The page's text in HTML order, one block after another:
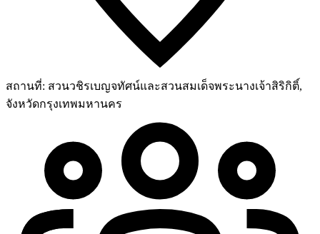
สถานที่: สวนวชิรเบญจทัศน์และสวนสมเด็จพระนางเจ้าสิริกิติ์,
จังหวัดกรุงเทพมหานคร